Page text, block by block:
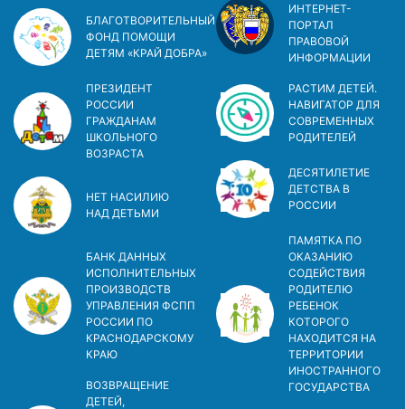
БЛАГОТВОРИТЕЛЬНЫЙ
ФОНД ПОМОЩИ
ДЕТЯМ «КРАЙ ДОБРА»
ПРЕЗИДЕНТ
РОССИИ
ГРАЖДАНАМ
ШКОЛЬНОГО
ВОЗРАСТА
НЕТ НАСИЛИЮ
НАД ДЕТЬМИ
БАНК ДАННЫХ
ИСПОЛНИТЕЛЬНЫХ
ПРОИЗВОДСТВ
УПРАВЛЕНИЯ ФСПП
РОССИИ ПО
КРАСНОДАРСКОМУ
КРАЮ
ВОЗВРАЩЕНИЕ
ДЕТЕЙ,
ИНТЕРНЕТ-
ПОРТАЛ
ПРАВОВОЙ
ИНФОРМАЦИИ
РАСТИМ ДЕТЕЙ.
НАВИГАТОР ДЛЯ
СОВРЕМЕННЫХ
РОДИТЕЛЕЙ
ДЕСЯТИЛЕТИЕ
ДЕТСТВА В
РОСCИИ
ПАМЯТКА ПО
ОКАЗАНИЮ
СОДЕЙСТВИЯ
РОДИТЕЛЮ
РЕБЕНОК
КОТОРОГО
НАХОДИТСЯ НА
ТЕРРИТОРИИ
ИНОСТРАННОГО
ГОСУДАРСТВА